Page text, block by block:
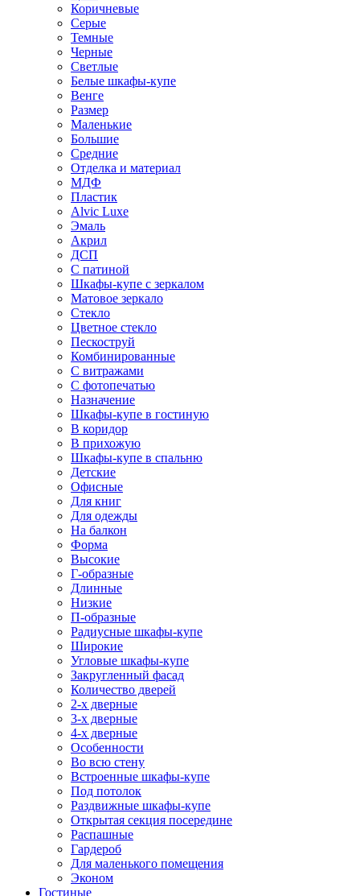
Коричневые
Серые
Темные
Черные
Светлые
Белые шкафы-купе
Венге
Размер
Маленькие
Большие
Средние
Отделка и материал
МДФ
Пластик
Alvic Luxe
Эмаль
Акрил
ДСП
С патиной
Шкафы-купе с зеркалом
Матовое зеркало
Стекло
Цветное стекло
Пескоструй
Комбинированные
С витражами
С фотопечатью
Назначение
Шкафы-купе в гостиную
В коридор
В прихожую
Шкафы-купе в спальню
Детские
Офисные
Для книг
Для одежды
На балкон
Форма
Высокие
Г-образные
Длинные
Низкие
П-образные
Радиусные шкафы-купе
Широкие
Угловые шкафы-купе
Закругленный фасад
Количество дверей
2-х дверные
3-х дверные
4-х дверные
Особенности
Во всю стену
Встроенные шкафы-купе
Под потолок
Раздвижные шкафы-купе
Открытая секция посередине
Распашные
Гардероб
Для маленького помещения
Эконом
Гостиные